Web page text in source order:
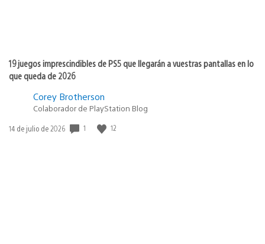
19 juegos imprescindibles de PS5 que llegarán a vuestras pantallas en lo
que queda de 2026
Corey Brotherson
Colaborador de PlayStation Blog
Fecha
14 de julio de 2026 1 12